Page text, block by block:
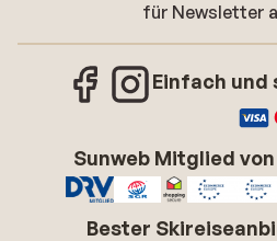
für Newsletter
Einfach und
Sunweb Mitglied von
Bester